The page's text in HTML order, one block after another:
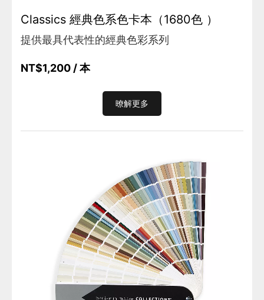
Classics 經典色系色卡本（1680色 ）
提供最具代表性的經典色彩系列
NT$1,200 / 本
暸解更多